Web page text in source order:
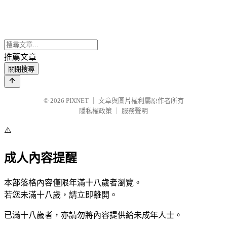
推薦文章
關閉搜尋
© 2026 PIXNET
文章與圖片權利屬原作者所有
隱私權政策
服務聲明
⚠️
成人內容提醒
本部落格內容僅限年滿十八歲者瀏覽。
若您未滿十八歲，請立即離開。
已滿十八歲者，亦請勿將內容提供給未成年人士。